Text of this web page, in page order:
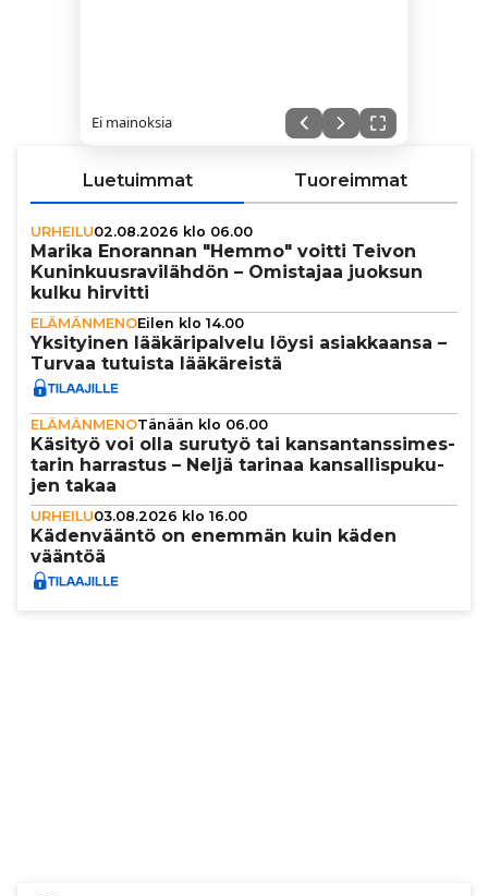
Ei mainoksia
Luetuimmat Tuoreimmat
URHEILU02.08.2026 klo 06.00
Marika Enorannan "Hemmo" voitti Teivon
Kunin­kuus­ra­vi­läh­dön – Omistajaa juoksun
kulku hirvitti
ELÄMÄNMENOEilen klo 14.00
Yksi­tyi­nen lää­kä­ri­pal­velu löysi asi­ak­kaansa –
Turvaa tutuista lää­kä­reistä
ELÄMÄNMENOTänään klo 06.00
Käsityö voi olla surutyö tai kan­san­tans­si­mes­
ta­rin harrastus – Neljä tarinaa kan­sal­lis­pu­ku­
jen takaa
URHEILU03.08.2026 klo 16.00
Käden­vääntö on enemmän kuin käden
vääntöä